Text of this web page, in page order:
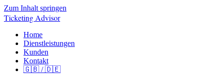
Zum Inhalt springen
Ticketing Advisor
Home
Dienstleistungen
Kunden
Kontakt
🇬🇧 / 🇩🇪